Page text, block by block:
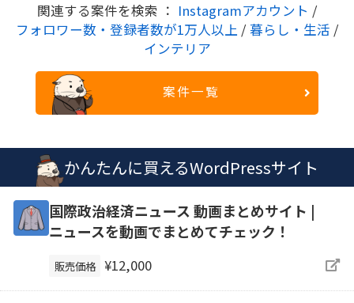
関連する案件を検索 ： Instagramアカウント /
フォロワー数・登録者数が1万人以上 / 暮らし・生活 /
インテリア
案件一覧
かんたんに買えるWordPressサイト
国際政治経済ニュース 動画まとめサイト |
ニュースを動画でまとめてチェック！
販売価格 ¥12,000